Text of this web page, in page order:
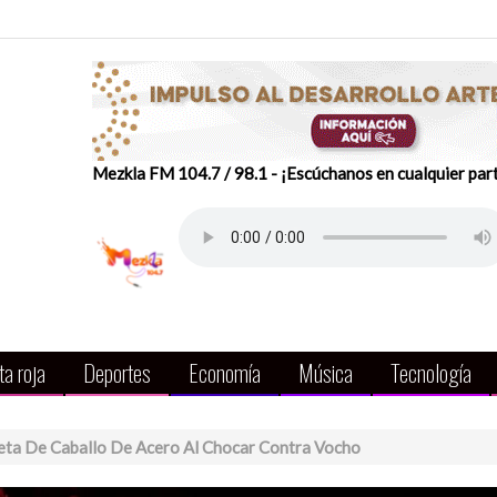
Mezkla FM 104.7 / 98.1 - ¡Escúchanos en cualquier
roja Deportes Economía Música Tecnología
De Caballo De Acero Al Chocar Contra Vocho